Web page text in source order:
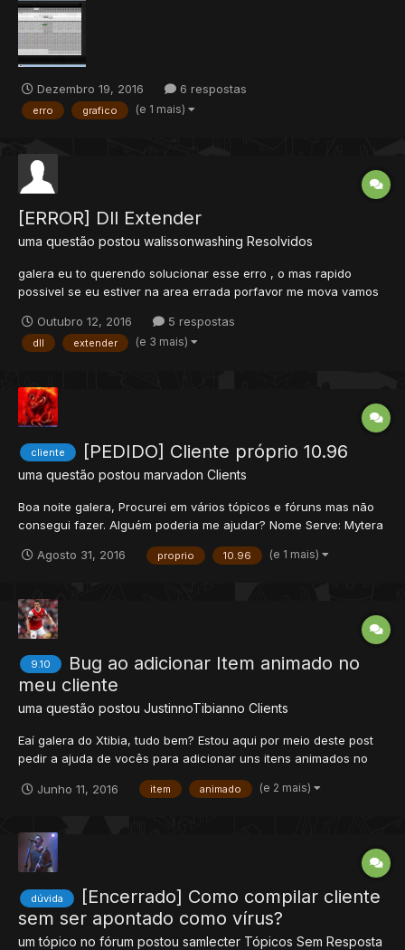
agradeço desde já qualquer auxilio.
Dezembro 19, 2016 6 respostas
erro grafico (e 1 mais)
[ERROR] Dll Extender
uma questão postou walissonwashing Resolvidos
galera eu to querendo solucionar esse erro , o mas rapido
possivel se eu estiver na area errada porfavor me mova vamos
vo injetar a dll extender no tibia.exe ele não abre alguem ae que
faz isso , pode me ajudar o motivo do cliente não a...
Outubro 12, 2016 5 respostas
dll extender (e 3 mais)
cliente [PEDIDO] Cliente próprio 10.96
uma questão postou marvadon Clients
Boa noite galera, Procurei em vários tópicos e fóruns mas não
consegui fazer. Alguém poderia me ajudar? Nome Serve: Mytera
Agosto 31, 2016
proprio 10.96 (e 1 mais)
9.10
Bug ao adicionar Item animado no
meu cliente
uma questão postou JustinnoTibianno Clients
Eaí galera do Xtibia, tudo bem? Estou aqui por meio deste post
pedir a ajuda de vocês para adicionar uns itens animados no
me engando, é um dat e spr editor). Eu adiciono o item
Junho 11, 2016 item animado (e 2 mais)
dúvida
[Encerrado] Como compilar cliente
sem ser apontado como vírus?
um tópico no fórum postou samlecter Tópicos Sem Resposta